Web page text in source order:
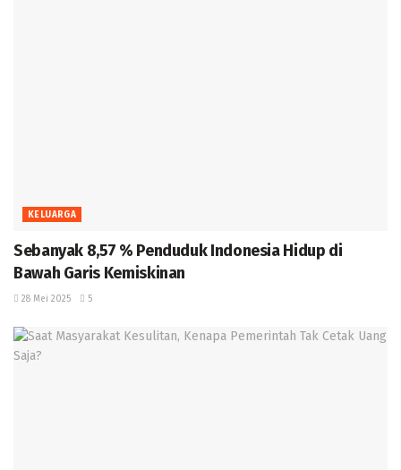
KELUARGA
Sebanyak 8,57 % Penduduk Indonesia Hidup di
Bawah Garis Kemiskinan
28 Mei 2025 5